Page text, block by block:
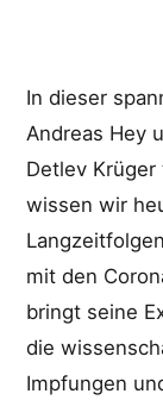
In dieser
Andreas Hey
Detlev Krüger
wissen wir
mit den
bringt seine
die
Impfungen